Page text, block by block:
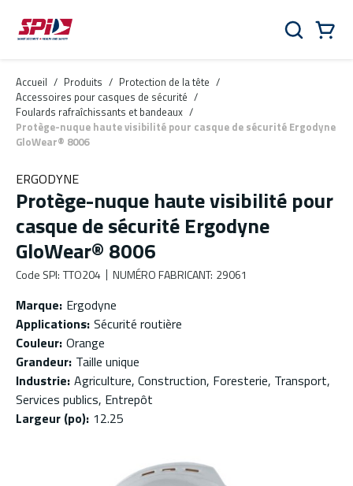
Aller au contenu principal
Skip to menu
Skip to footer
Rechercher
Accueil / Produits / Protection de la tête /
Accessoires pour casques de sécurité /
Foulards rafraîchissants et bandeaux /
Protège-nuque haute visibilité pour casque de sécurité Ergodyne
GloWear® 8006
ERGODYNE
Protège-nuque haute visibilité pour
casque de sécurité Ergodyne
GloWear® 8006
Code SPI: TTO204 NUMÉRO FABRICANT: 29061
Marque: Ergodyne
Applications: Sécurité routière
Couleur: Orange
Grandeur: Taille unique
Industrie: Agriculture, Construction, Foresterie, Transport,
Services publics, Entrepôt
Largeur (po): 12.25